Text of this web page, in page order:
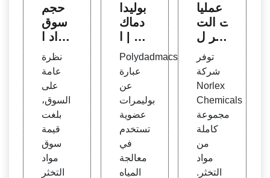
حجم
سوق
مواد ا
لتخثر،
الحص
ة، طل
ب ال
صناع
ة، عال
مي
نظرة
عامة
على
السوق،
بلغت
قيمة
سوق
مواد
التخثر
بوليدا
دماك
س | ا
لمواد
الكيمي
ائية ال
متخ
صصة
GEO
Polydadmacs
عبارة
عن
بوليمرات
عضوية
تستخدم
في
معالجة
المياه
عمليا
ت الت
خثر ل
معالج
ة المي
اه ومي
اه الص
صحي
توفر
شركة
Norlex
Chemicals
مجموعة
كاملة
من
مواد
التخثر.